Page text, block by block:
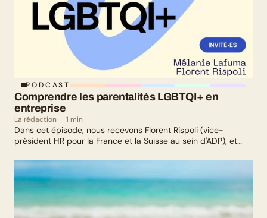
PODCAST
Comprendre les parentalités LGBTQI+ en
entreprise
La rédaction 1 min
Dans cet épisode, nous recevons Florent Rispoli (vice-
président HR pour la France et la Suisse au sein d'ADP), et
leurs parcours de parents LGBTQ+.